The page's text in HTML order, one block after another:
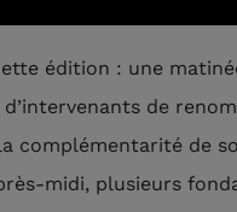
édition : une
d’intervenants de
complémentarité de
midi, plusieurs